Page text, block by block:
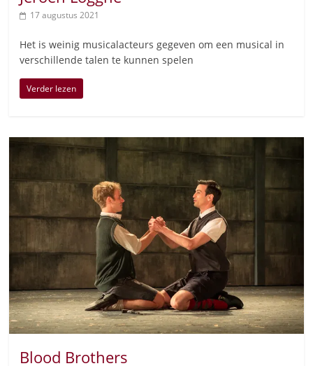
17 augustus 2021
Het is weinig musicalacteurs gegeven om een musical in
verschillende talen te kunnen spelen
Verder lezen
Blood Brothers